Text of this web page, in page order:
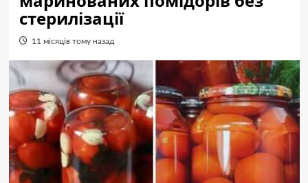
стерилізації
11 місяців тому назад